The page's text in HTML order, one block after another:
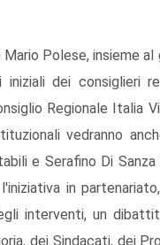
Polese, insieme
dei consiglieri
Regionale Italia
vedranno
e Serafino Di Sanza
in
interventi, un
dei Sindacati, dei